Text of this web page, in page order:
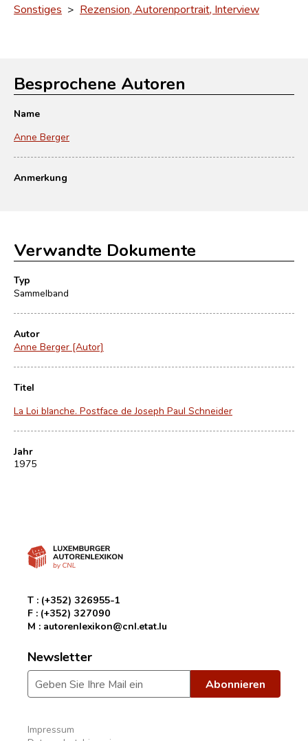
Sonstiges > Rezension, Autorenportrait, Interview
Besprochene Autoren
Name
Anne Berger
Anmerkung
Verwandte Dokumente
Typ
Sammelband
Autor
Anne Berger [Autor]
Titel
La Loi blanche. Postface de Joseph Paul Schneider
Jahr
1975
T : (+352) 326955-1
F : (+352) 327090
M : autorenlexikon@cnl.etat.lu
Newsletter
Impressum